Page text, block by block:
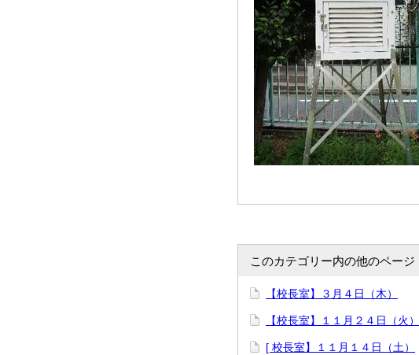
このカテゴリー内の他のページ
【校長室】３月４日（木）
【校長室】１１月２４日（火）
[ 校長室】１１月１４日（土）